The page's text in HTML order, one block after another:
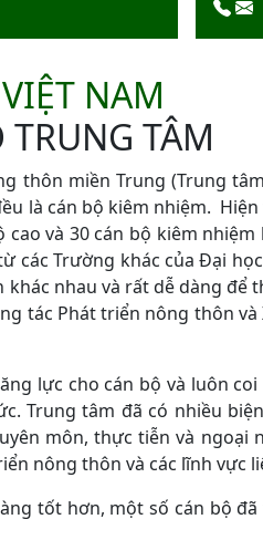
NAM
TRUNG TÂM
thôn miền Trung (Trung
là cán bộ kiêm nhiệm.
và 30 cán bộ kiêm
các Trường khác của Đại
nhau và rất dễ dàng để
tác Phát triển nông thôn và
lực cho cán bộ và luôn
Trung tâm đã có nhiều
môn, thực tiễn và ngoại
nông thôn và các lĩnh vực
tốt hơn, một số cán bộ